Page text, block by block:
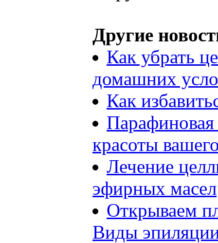
Другие
Как убрать
домашних
Как
Парафиновая
красоты
Лечение
эфирных масел
Открываем
Виды